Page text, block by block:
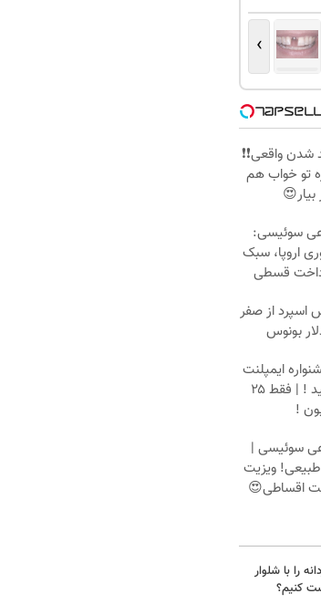
›
شدن واقعی❗❗
تو خواب هم
سوئیسی:
اروپا، سبک
قسطی
اسپرد از صفر
ایمپلنت
تهران سر بزنید ! | فقط ۲۵
!
سوئیسی |
ویزیت
اقساطی😍
را با شلوار
کنیم؟